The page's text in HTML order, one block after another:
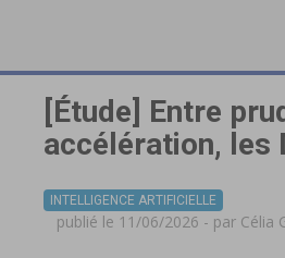
[Étude] Entre
accélération, les
INTELLIGENCE ARTIFICIELLE
publié le 11/06/2026 - par Célia